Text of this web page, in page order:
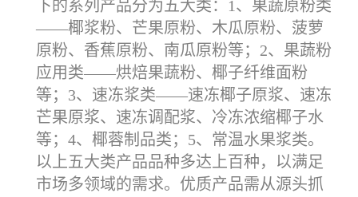
下的系列产品分为五大类：1、果蔬原粉类
——椰浆粉、芒果原粉、木瓜原粉、菠萝
原粉、香蕉原粉、南瓜原粉等；2、果蔬粉
应用类——烘焙果蔬粉、椰子纤维面粉
等；3、速冻浆类——速冻椰子原浆、速冻
芒果原浆、速冻调配浆、冷冻浓缩椰子水
等；4、椰蓉制品类；5、常温水果浆类。
以上五大类产品品种多达上百种，以满足
市场多领域的需求。优质产品需从源头抓